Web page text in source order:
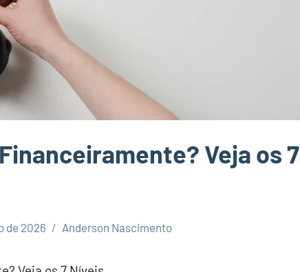
Veja os 7
de 2026 Anderson Nascimento